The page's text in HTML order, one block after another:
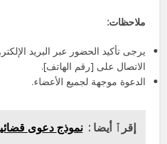
ملاحظات:
يرجى تأكيد الحضور عبر البريد
الاتصال على [رقم الهاتف].
الدعوة موجهة لجميع الأعضاء.
إقرٱ أيضا : نموذج دعوى